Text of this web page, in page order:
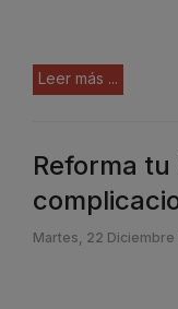
Leer más ...
Reforma tu
Martes, 22 Diciembre